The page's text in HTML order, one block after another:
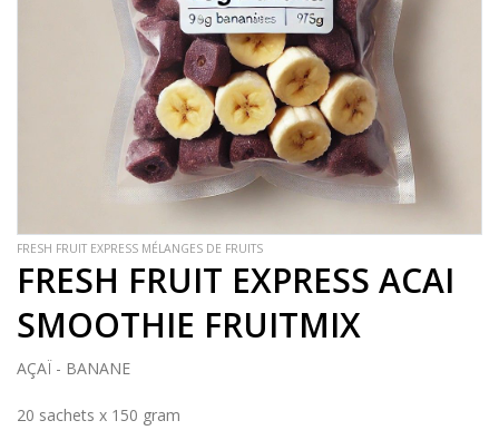
FRESH FRUIT EXPRESS MÉLANGES DE FRUITS
FRESH FRUIT EXPRESS ACAI
SMOOTHIE FRUITMIX
AÇAÏ - BANANE
20 sachets x 150 gram